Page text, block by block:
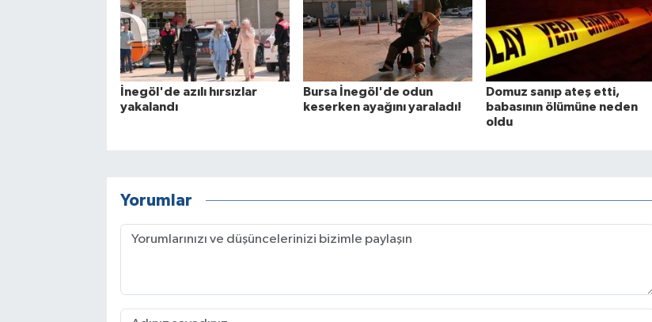
İnegöl'de azılı hırsızlar
yakalandı
Bursa İnegöl'de odun
keserken ayağını yaraladı!
Domuz sanıp ateş etti,
babasının ölümüne neden
oldu
Yorumlar